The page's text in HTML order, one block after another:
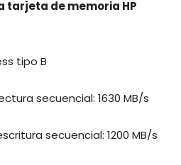
tarjeta de memoria HP
tipo B
secuencial: 1630 MB/s
secuencial: 1200 MB/s